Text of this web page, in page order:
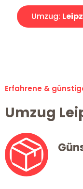
Umzug:
Erfahrene &
Umzug